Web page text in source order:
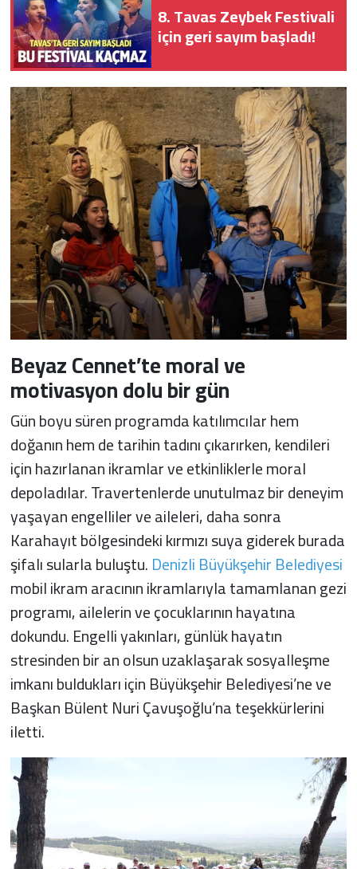
8. Tavas Zeybek Festivali
için geri sayım başladı!
Beyaz Cennet’te moral ve
motivasyon dolu bir gün
Gün boyu süren programda katılımcılar hem
doğanın hem de tarihin tadını çıkarırken, kendileri
için hazırlanan ikramlar ve etkinliklerle moral
depoladılar. Travertenlerde unutulmaz bir deneyim
yaşayan engelliler ve aileleri, daha sonra
Karahayıt bölgesindeki kırmızı suya giderek burada
şifalı sularla buluştu.Denizli Büyükşehir Belediyesi
mobil ikram aracının ikramlarıyla tamamlanan gezi
programı, ailelerin ve çocuklarının hayatına
dokundu. Engelli yakınları, günlük hayatın
stresinden bir an olsun uzaklaşarak sosyalleşme
imkanı buldukları için Büyükşehir Belediyesi’ne ve
Başkan Bülent Nuri Çavuşoğlu’na teşekkürlerini
iletti.